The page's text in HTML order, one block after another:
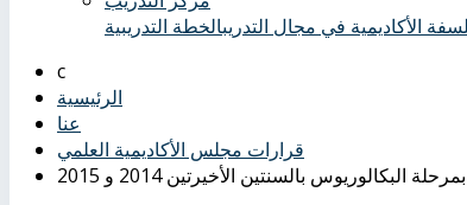
الأكاديمية في مجال التدريبالخطة التدريبية
الرئيسية
عنا
قرارات مجلس الأكاديمية العلمي
البكالوريوس بالسنتين الأخيرتين 2014 و 2015